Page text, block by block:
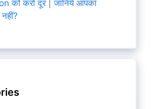
को करो दूर | जानिये आपका